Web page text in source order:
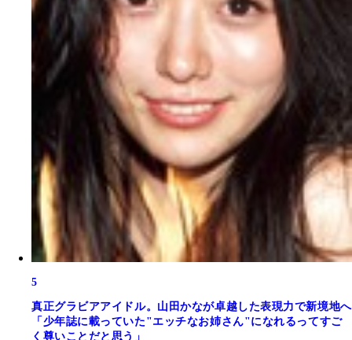
5
真正グラビアアイドル。山田かなが卓越した表現力で新境地へ
「少年誌に載っていた"エッチなお姉さん"になれるってすご
く尊いことだと思う」